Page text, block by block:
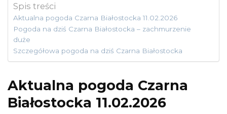
Spis treści
Aktualna pogoda Czarna Białostocka 11.02.2026
Pogoda na dziś Czarna Białostocka – zachmurzenie
duże
Szczegółowa pogoda na dziś Czarna Białostocka
Aktualna pogoda Czarna
Białostocka 11.02.2026